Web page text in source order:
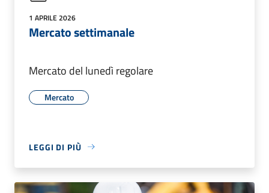
1 APRILE 2026
Mercato settimanale
Mercato del lunedì regolare
Mercato
LEGGI DI PIÙ